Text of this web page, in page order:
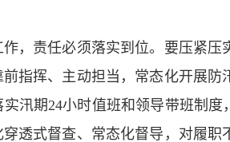
责任必须落实到位。要压紧压
指挥、主动担当，常态化开展
汛期24小时值班和领导带班制
透式督查、常态化督导，对履职